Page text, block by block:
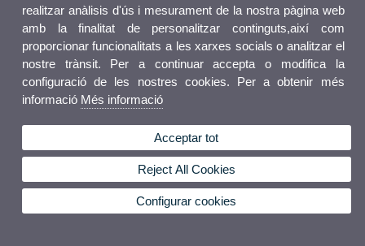
realitzar anàlisis d'ús i mesurament de la nostra pàgina web
amb la finalitat de personalitzar continguts,així com
proporcionar funcionalitats a les xarxes socials o analitzar el
nostre trànsit. Per a continuar accepta o modifica la
configuració de les nostres cookies. Per a obtenir més
informació Més informació
Acceptar tot
Reject All Cookies
Configurar cookies